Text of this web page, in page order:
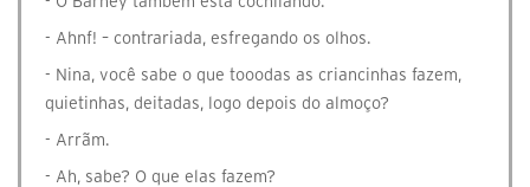
- Ahnf! – contrariada, esfregando os olhos.
- Nina, você sabe o que tooodas as criancinhas fazem,
quietinhas, deitadas, logo depois do almoço?
- Arrãm.
- Ah, sabe? O que elas fazem?